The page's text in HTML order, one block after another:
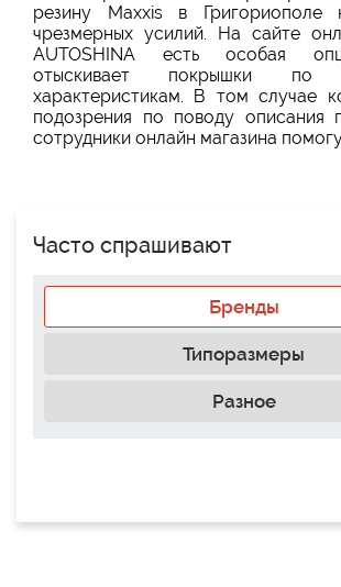
резину Maxxis в Григориополе
чрезмерных усилий. На сайте
AUTOSHINA есть особая
отыскивает покрышки по
характеристикам. В том случае
подозрения по поводу описания
сотрудники онлайн магазина
Часто спрашивают
Бренды
Типоразмеры
Разное